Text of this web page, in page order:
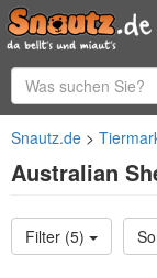
Snautz.de
Australian
Filter (5)